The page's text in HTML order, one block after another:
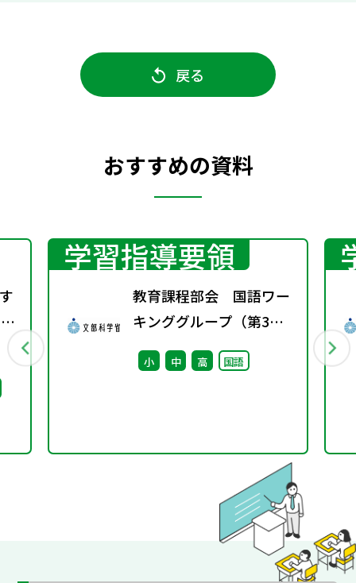
戻る
おすすめの資料
学習指導要領
教育課程部会 国語ワー
キンググループ（第3
回） 配付資料
小 中 高 国語